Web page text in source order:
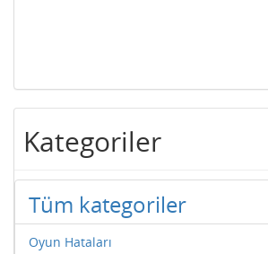
Kategoriler
Tüm kategoriler
Oyun Hataları